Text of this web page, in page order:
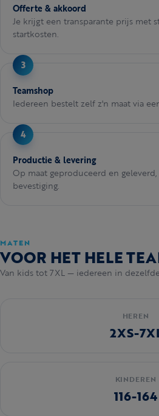
Offerte & akkoord
Je krijgt een transparante prijs met
startkosten.
Teamshop
Iedereen bestelt zelf z'n maat via
Productie & levering
Op maat geproduceerd en
bevestiging.
MATEN
VOOR HET HELE
Van kids tot 7XL — iedereen in
HEREN
2XS-
KINDEREN
116-164